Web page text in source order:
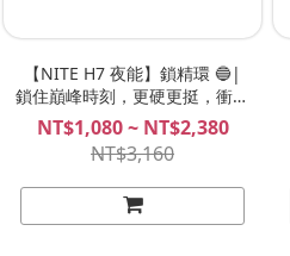
【NITE H7 夜能】鎖精環 🔵|
鎖住巔峰時刻，更硬更挺，衝刺
頂峰！NITE 夜能 屌環
NT$1,080 ~ NT$2,380
NT$3,160